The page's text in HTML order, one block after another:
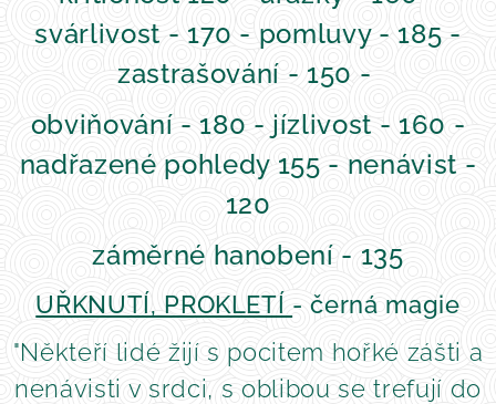
svárlivost - 170 - pomluvy - 185 -
zastrašování - 150 -
obviňování - 180 - jízlivost - 160 -
nadřazené pohledy 155 - nenávist -
120
záměrné hanobení - 135
UŘKNUTÍ, PROKLETÍ - černá magie
"Někteří lidé žijí s pocitem hořké zášti a
nenávisti v srdci, s oblibou se trefují do